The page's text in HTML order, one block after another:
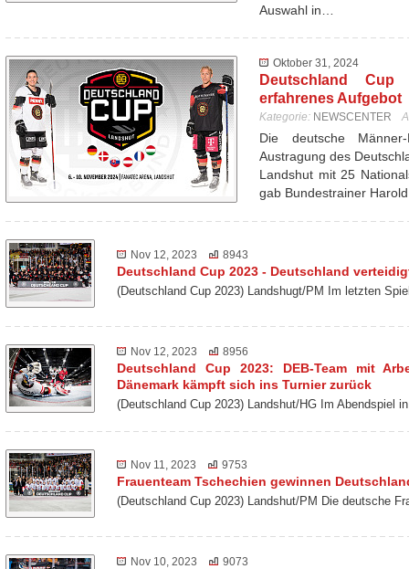
Auswahl in…
Oktober 31, 2024
Deutschland
erfahrenes Aufgebot
Kategorie: NEWSCENTER
Die deutsche
Austragung des
Landshut mit 25
gab Bundestrainer
Nov 12, 2023 8943
Deutschland Cup 2023 - Deutschland
(Deutschland Cup 2023) Landshugt/PM Im letzten
Nov 12, 2023 8956
Deutschland Cup 2023: DEB-Team mit
Dänemark kämpft sich ins Turnier zurück
(Deutschland Cup 2023) Landshut/HG Im Abendspiel
Nov 11, 2023 9753
Frauenteam Tschechien gewinnen
(Deutschland Cup 2023) Landshut/PM Die deutsche
Nov 10, 2023 9073